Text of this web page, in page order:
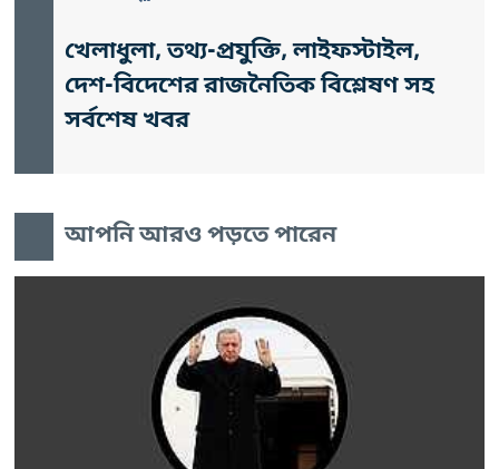
খেলাধুলা, তথ্য-প্রযুক্তি, লাইফস্টাইল,
দেশ-বিদেশের রাজনৈতিক বিশ্লেষণ সহ
সর্বশেষ খবর
আপনি আরও পড়তে পারেন